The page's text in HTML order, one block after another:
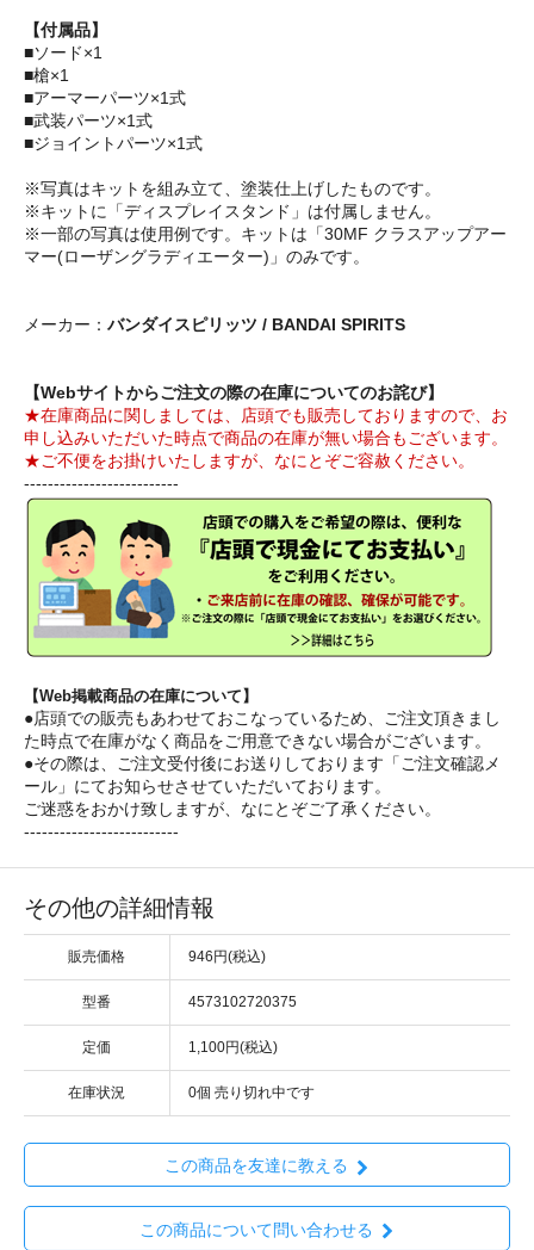
【付属品】
■ソード×1
■槍×1
■アーマーパーツ×1式
■武装パーツ×1式
■ジョイントパーツ×1式
※写真はキットを組み立て、塗装仕上げしたものです。
※キットに「ディスプレイスタンド」は付属しません。
※一部の写真は使用例です。キットは「30MF クラスアップアー
マー(ローザングラディエーター)」のみです。
メーカー： バンダイスピリッツ / BANDAI SPIRITS
【Webサイトからご注文の際の在庫についてのお詫び】
★在庫商品に関しましては、店頭でも販売しておりますので、お
申し込みいただいた時点で商品の在庫が無い場合もございます。
★ご不便をお掛けいたしますが、なにとぞご容赦ください。
--------------------------
【Web掲載商品の在庫について】
●店頭での販売もあわせておこなっているため、ご注文頂きまし
た時点で在庫がなく商品をご用意できない場合がございます。
●その際は、ご注文受付後にお送りしております「ご注文確認メ
ール」にてお知らせさせていただいております。
ご迷惑をおかけ致しますが、なにとぞご了承ください。
--------------------------
その他の詳細情報
販売価格 946円(税込)
型番 4573102720375
定価 1,100円(税込)
在庫状況 0個 売り切れ中です
この商品を友達に教える
この商品について問い合わせる